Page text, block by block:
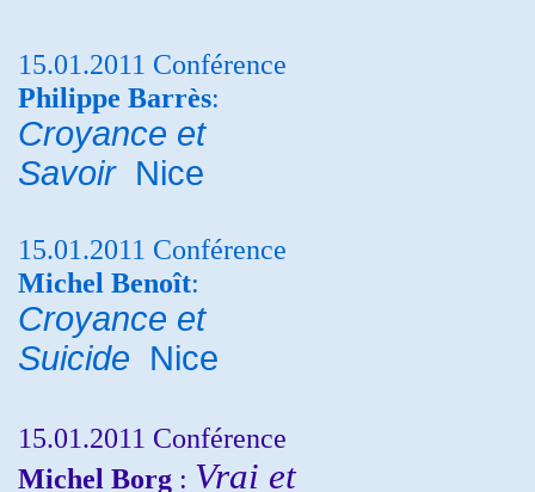
15.01.2011 Conférence
Philippe Barrès:
Croyance et
Savoir Nice
15.01.2011 Conférence
Michel Benoît:
Croyance et
Suicide Nice
15.01.2011 Conférence
Michel Borg : Vrai et